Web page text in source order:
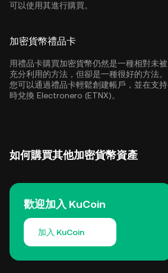
可以使用其進行購買。
加密貨幣禮品卡
用禮品卡購買加密貨幣仍然是一種相對未被
充分利用的方法，但卻是一種很好的方法。
您可以通過禮品卡輕鬆創建帳戶，並在支持
時兌換 Electronero (ETNX)。
如何購買其他加密貨幣資產
歡迎加入 KuCoin
加入 KuCoin